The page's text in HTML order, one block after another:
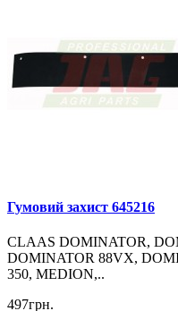
Гумовий захист 645216
CLAAS DOMINATOR,
DOMINATOR 88VX,
350, MEDION,..
497грн.